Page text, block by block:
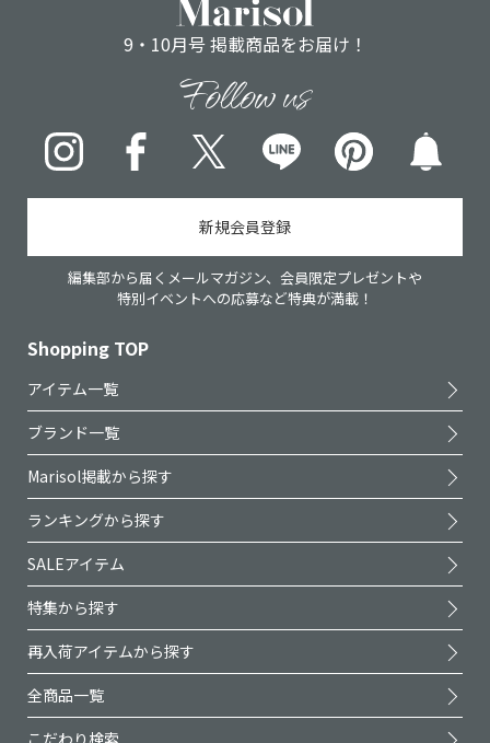
9・10月号 掲載商品をお届け！
Follow us
InstagramFacebookX LINE pinterest
新規会員登録
編集部から届くメールマガジン、会員限定プレゼントや
特別イベントへの応募など特典が満載！
Shopping TOP
アイテム一覧
ブランド一覧
Marisol掲載から探す
ランキングから探す
SALEアイテム
特集から探す
再入荷アイテムから探す
全商品一覧